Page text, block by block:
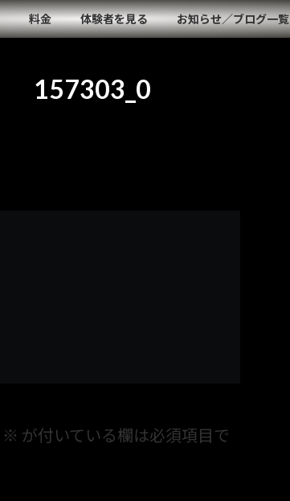
料金 体験者を見る お知らせ／ブログ一覧
157303_0
※ が付いている欄は必須項目で